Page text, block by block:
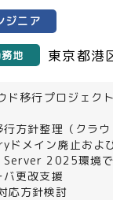
ジニア
地 東京都港
移行プロジェク
行方針整理（クラ
メイン廃止およ
Server 2025環境
バ更改支援
応方針検討